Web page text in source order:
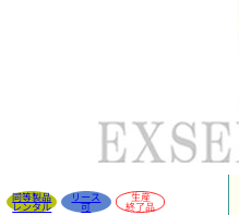
同等製品
レンタル
リース
可
生産
終了品